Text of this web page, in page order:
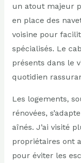
un atout majeur
en place des
voisine pour
spécialisés. Le
présents dans le
quotidien
Les logements,
rénovées,
aînés. J’ai visité
propriétaires ont
pour éviter les